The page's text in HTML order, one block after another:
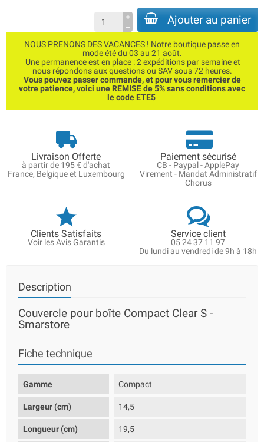
Ajouter au panier
NOUS PRENONS DES VACANCES ! Notre boutique passe en
mode été du 03 au 21 août.
Une permanence est en place : 2 expéditions par semaine et
nous répondons aux questions ou SAV sous 72 heures.
Vous pouvez passer commande, et pour vous remercier de
votre patience, voici une REMISE de 5% sans conditions avec
le code ETE5
Livraison Offerte
à partir de 195 € d'achat
France, Belgique et Luxembourg
Paiement sécurisé
CB - Paypal - ApplePay
Virement - Mandat Administratif
Chorus
Clients Satisfaits
Voir les Avis Garantis
Service client
05 24 37 11 97
Du lundi au vendredi de 9h à 18h
Description
Couvercle pour boîte Compact Clear S -
Smarstore
Fiche technique
Gamme Compact
Largeur (cm) 14,5
Longueur (cm) 19,5